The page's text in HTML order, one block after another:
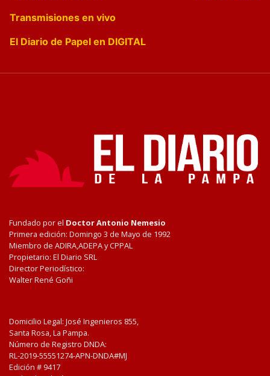
Transmisiones en vivo
El Diario de Papel en DIGITAL
Fundado por el Doctor Antonio Nemesio
Primera edición: Domingo 3 de Mayo de 1992
Miembro de ADIRA,ADEPA y CPPAL
Propietario: El Diario SRL
Director Periodístico:
Walter René Goñi
Domicilio Legal: José Ingenieros 855,
Santa Rosa, La Pampa.
Número de Registro DNDA:
RL-2019-55551274-APN-DNDA#MJ
Edición # 9417